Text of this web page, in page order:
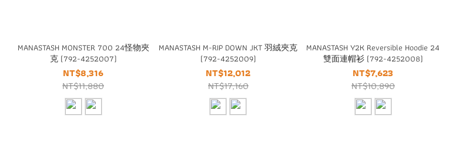
MANASTASH MONSTER 700 24怪物夾
克 (792-4252007)
NT$8,316
NT$11,880
MANASTASH M-RIP DOWN JKT 羽絨夾克
(792-4252009)
NT$12,012
NT$17,160
MANASTASH Y2K Reversible Hoodie 24
雙面連帽衫 (792-4252008)
NT$7,623
NT$10,890